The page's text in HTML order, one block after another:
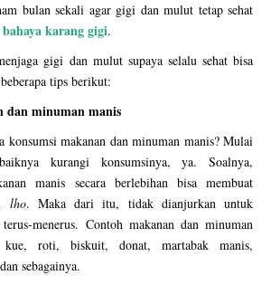
bulan sekali agar gigi dan mulut tetap sehat
bahaya karang gigi.
gigi dan mulut supaya selalu sehat bisa
tips berikut:
dan minuman manis
konsumsi makanan dan minuman manis? Mulai
kurangi konsumsinya, ya. Soalnya,
manis secara berlebihan bisa membuat
lho. Maka dari itu, tidak dianjurkan untuk
menerus. Contoh makanan dan minuman
kue, roti, biskuit, donat, martabak manis,
sebagainya.